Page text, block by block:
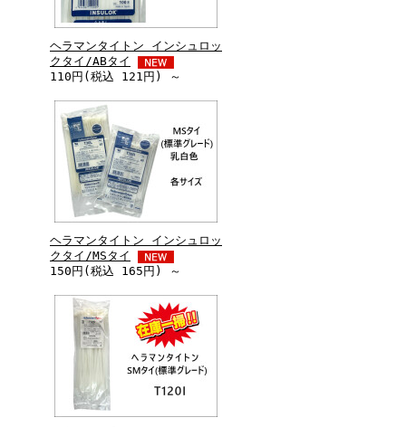
ヘラマンタイトン インシュロッ
クタイ/ABタイ
110円(税込 121円) ～
ヘラマンタイトン インシュロッ
クタイ/MSタイ
150円(税込 165円) ～